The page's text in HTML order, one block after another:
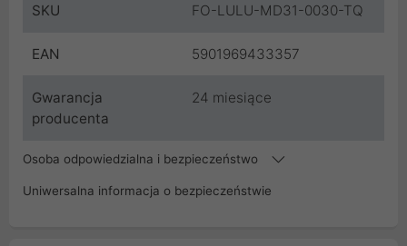
SKU FO-LULU-MD31-0030-TQ
EAN 5901969433357
Gwarancja
producenta
24 miesiące
Osoba odpowiedzialna i bezpieczeństwo
Uniwersalna informacja o bezpieczeństwie